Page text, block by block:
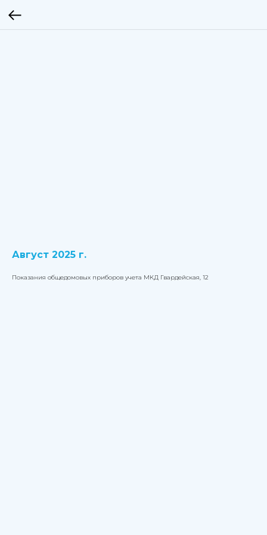
Август 2025 г.
Показания общедомовых приборов учета МКД Гвардейская, 12